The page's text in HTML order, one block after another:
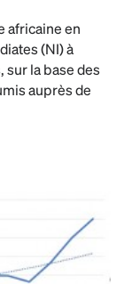
africaine en
(NI) à
sur la base des
auprès de